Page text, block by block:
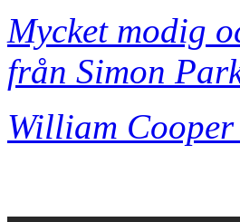
Mycket modig
från Simon
William